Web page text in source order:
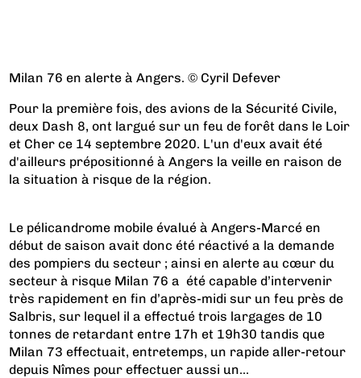
Milan 76 en alerte à Angers. © Cyril Defever
Pour la première fois, des avions de la Sécurité Civile,
deux Dash 8, ont largué sur un feu de forêt dans le Loir
et Cher ce 14 septembre 2020. L'un d'eux avait été
d'ailleurs prépositionné à Angers la veille en raison de
la situation à risque de la région.
Le pélicandrome mobile évalué à Angers-Marcé en
début de saison avait donc été réactivé a la demande
des pompiers du secteur ; ainsi en alerte au cœur du
secteur à risque Milan 76 a été capable d’intervenir
très rapidement en fin d’après-midi sur un feu près de
Salbris, sur lequel il a effectué trois largages de 10
tonnes de retardant entre 17h et 19h30 tandis que
Milan 73 effectuait, entretemps, un rapide aller-retour
depuis Nîmes pour effectuer aussi un...